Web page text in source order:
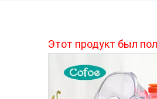
Этот продукт был